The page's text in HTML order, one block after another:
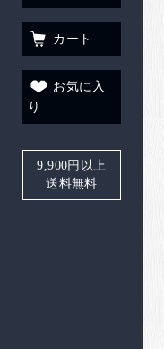
カート
お気に入
り
9,900円以上
送料無料